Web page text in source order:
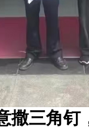
撒三角钉